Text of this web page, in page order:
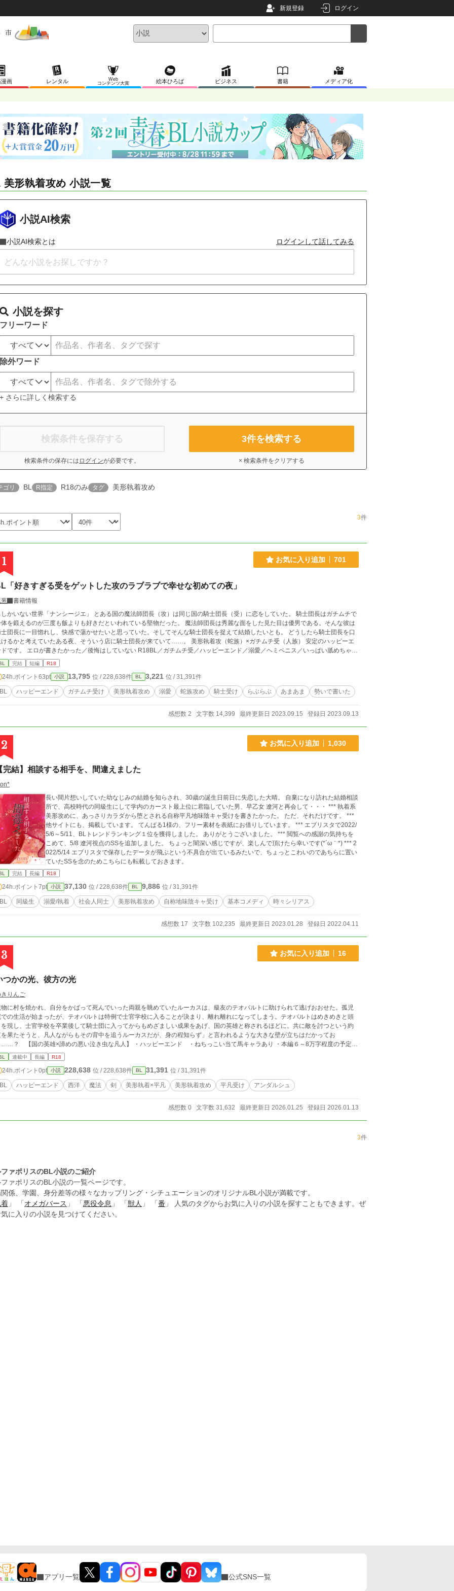
新規登録 ログイン
画 レンタル
Web
コンテンツ大賞
絵本ひろば ビジネス 書籍 メディア化
美形執着攻め 小説一覧
小説AI検索
小説AI検索とは ログインして話してみる
小説を探す
フリーワード
除外ワード
+ さらに詳しく検索する
検索条件を保存する
検索条件の保存には ログインが必要です。
3件を検索する
× 検索条件をクリアする
ゴリ BL R指定 R18のみ タグ 美形執着攻め
3件
1 お気に入り追加 701
「好きすぎる受をゲットした攻のラブラブで幸せな初めての夜」
書籍情報
かいない世界「ナンシージエ」 とある国の魔法師団長（攻）は同じ国の騎士団長（受）に恋をしていた。 騎士団長はガチムチで
を鍛えるのが三度も飯よりも好きだといわれている堅物だった。 魔法師団長は秀麗な面をした見た目は優男である。そんな彼は
団長に一目惚れし、快感で蕩かせたいと思っていた。そしてそんな騎士団長を捉えて結婚したいとも。 どうしたら騎士団長を口
るかと考えていたある夜、そういう店に騎士団長が来ていて……。 美形執着攻（蛇族）×ガチムチ受（人族） 安定のハッピーエ
す。 エロが書きたかった／後悔はしていない R18BL／ガチムチ受／ハッピーエンド／溺愛／ヘミペニス／いっぱい舐めちゃう
首攻め／とろとろに溶けちゃう／ワンナイトラブ？
完結 短編 R18
24h.ポイント 63pt 小説 13,795 位 / 228,638件 BL 3,221 位 / 31,391件
BL ハッピーエンド ガチムチ受け 美形執着攻め 溺愛 蛇族攻め 騎士受け らぶらぶ あまあま 勢いで書いた
感想数 2 文字数 14,399 最終更新日 2023.09.15 登録日 2023.09.13
2 お気に入り追加 1,030
完結】相談する相手を、間違えました
長い間片想いしていた幼なじみの結婚を知らされ、30歳の誕生日前日に失恋した大晴。 自棄になり訪れた結婚相談
所で、高校時代の同級生にして学内のカースト最上位に君臨していた男、早乙女 遼河と再会して・・・ *** 執着系
美形攻めに、あっさりカラダから堕とされる自称平凡地味陰キャ受けを書きたかった。 ただ、それだけです。 ***
他サイトにも、掲載しています。 てんぱる1様の、フリー素材を表紙にお借りしています。 *** エブリスタで2022/
5/6～5/11、BLトレンドランキング１位を獲得しました。 ありがとうございました。 *** 閲覧への感謝の気持ちを
こめて、5/8 遼河視点のSSを追加しました。 ちょっと闇深い感じですが、楽しんで頂けたら幸いです(*´ω｀*) *** 2
022/5/14 エブリスタで保存したデータが飛ぶという不具合が出ているみたいで、ちょっとこわいのであちらに置い
ていたSSを念のためこちらにも転載しておきます。
完結 長編 R18
24h.ポイント 7pt 小説 37,130 位 / 228,638件 BL 9,886 位 / 31,391件
BL 同級生 溺愛/執着 社会人同士 美形執着攻め 自称地味陰キャ受け 基本コメディ 時々シリアス
感想数 17 文字数 102,235 最終更新日 2023.01.28 登録日 2022.04.11
3 お気に入り追加 16
つかの光、彼方の光
りんご
に村を焼かれ、自分をかばって死んでいった両親を眺めていたルーカスは、級友のテオバルトに助けられて逃げおおせた。孤児
の生活が始まったが、テオバルトは特例で士官学校に入ることが決まり、離れ離れになってしまう。テオバルトはめきめきと頭
現し、士官学校を卒業後して騎士団に入ってからもめざましい成果をあげ、国の英雄と称されるほどに。共に敵を討つという約
果たそうと、凡人ながらもその背中を追うルーカスだが、身の程知らず」と言われるような大きな壁が立ちはだかってお
……？ 【国の英雄×諦めの悪い泣き虫な凡人】 ・ハッピーエンド ・ねちっこい当て馬キャラあり ・本編６～8万字程度の予定。
前に投稿していた『いつか隣に立てたなら』を改題、大幅な書き換えをしたものです。
連載中 長編 R18
24h.ポイント 0pt 小説 228,638 位 / 228,638件 BL 31,391 位 / 31,391件
BL ハッピーエンド 西洋 魔法 剣 美形執着×平凡 美形執着攻め 平凡受け アンダルシュ
感想数 0 文字数 31,632 最終更新日 2026.01.25 登録日 2026.01.13
3件
ァポリスのBL小説のご紹介
ァポリスのBL小説の一覧ページです。
係、学園、身分差等の様々なカップリング・シチュエーションのオリジナルBL小説が満載です。
」 「 オメガバース 」 「 悪役令息 」 「 獣人 」 「 番 」 人気のタグからお気に入りの小説を探すこともできます。ぜ
に入りの小説を見つけてください。
アプリ一覧 公式SNS一覧